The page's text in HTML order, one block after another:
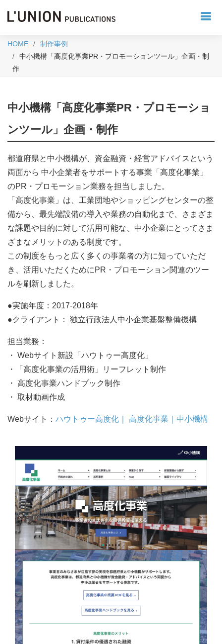
HOME
制作事例
中小機構「高度化事業PR・プロモーションツール」企画・制
作
中小機構「高度化事業PR・プロモーショ
ンツール」企画・制作
都道府県と中小機構が、資金融資・経営アドバイスという
両面から 中小企業者をサポートする事業「高度化事業」
のPR・プロモーション業務を担当しました。
「高度化事業」は、工業団地やショッピングセンターの整
備から、最先端設備の導入や業務の自動化まで、さまざま
な課題や目的に対して活用可能な、中小企業にとってさま
ざまなメリットのある制度です。
この制度をもっと広く多くの事業者の方に知っていただ
き、活用いただくためにPR・プロモーション関連のツー
ルを刷新しました。
●実施年度：2017-2018年
●クライアント： 独立行政法人中小企業基盤整備機構
担当業務：
・ Webサイト新設「ハウトゥー高度化」
・「高度化事業の活用術」リーフレット制作
・ 高度化事業ハンドブック制作
・ 取材動画作成
Webサイト： ハウトゥー高度化｜ 高度化事業｜中小機構